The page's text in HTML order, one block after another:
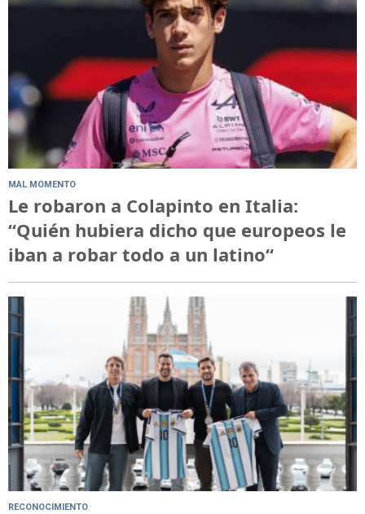
MAL MOMENTO
Le robaron a Colapinto en Italia:
“Quién hubiera dicho que europeos le
iban a robar todo a un latino“
RECONOCIMIENTO